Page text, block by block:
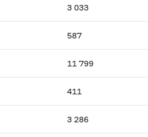
3 033
587
11 799
411
3 286